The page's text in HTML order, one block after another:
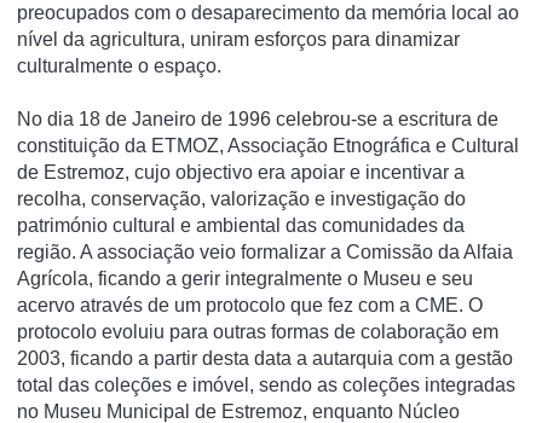
preocupados com o desaparecimento da memória local ao
nível da agricultura, uniram esforços para dinamizar
culturalmente o espaço.
No dia 18 de Janeiro de 1996 celebrou-se a escritura de
constituição da ETMOZ, Associação Etnográfica e Cultural
de Estremoz, cujo objectivo era apoiar e incentivar a
recolha, conservação, valorização e investigação do
património cultural e ambiental das comunidades da
região. A associação veio formalizar a Comissão da Alfaia
Agrícola, ficando a gerir integralmente o Museu e seu
acervo através de um protocolo que fez com a CME. O
protocolo evoluiu para outras formas de colaboração em
2003, ficando a partir desta data a autarquia com a gestão
total das coleções e imóvel, sendo as coleções integradas
no Museu Municipal de Estremoz, enquanto Núcleo